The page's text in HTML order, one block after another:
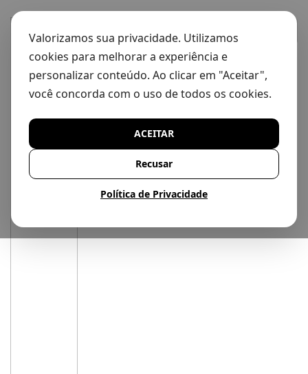
Valorizamos sua privacidade. Utilizamos
cookies para melhorar a experiência e
personalizar conteúdo. Ao clicar em "Aceitar",
você concorda com o uso de todos os cookies.
Política de Privacidade
Recusar
ACEITAR